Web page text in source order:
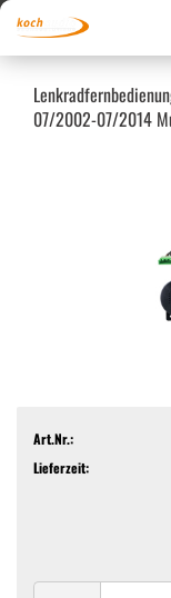
07/2002-​07/2014
Art.Nr.:
Lieferzeit: